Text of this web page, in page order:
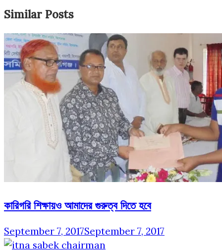
Similar Posts
কারিগরি শিক্ষায়ও আমাদের গুরুত্ব দিতে হবে
September 7, 2017September 7, 2017